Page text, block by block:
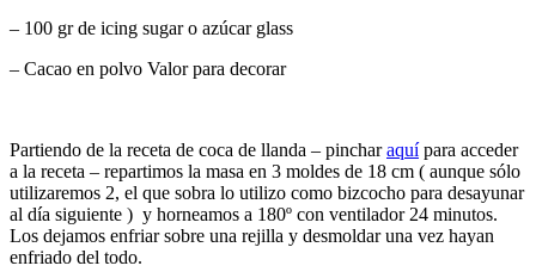
– 100 gr de icing sugar o azúcar glass
– Cacao en polvo Valor para decorar
Partiendo de la receta de coca de llanda – pincharaquípara acceder
a la receta – repartimos la masa en 3 moldes de 18 cm ( aunque sólo
utilizaremos 2, el que sobra lo utilizo como bizcocho para desayunar
al día siguiente ) y horneamos a 180º con ventilador 24 minutos.
Los dejamos enfriar sobre una rejilla y desmoldar una vez hayan
enfriado del todo.